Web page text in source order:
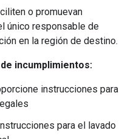
o promuevan
único responsable de
en la región de destino.
incumplimientos:
instrucciones para
para el lavado